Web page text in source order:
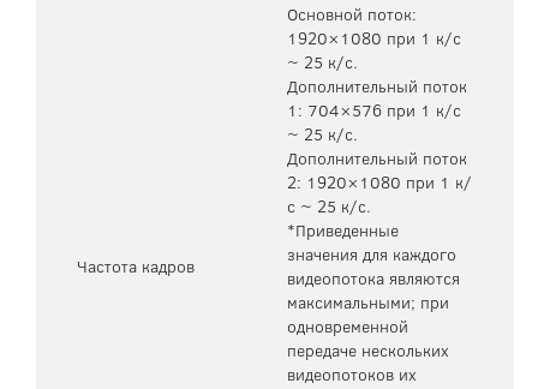
Частота кадров
Основной поток:
1920×1080 при 1 к/с
~ 25 к/с.
Дополнительный поток
1: 704×576 при 1 к/с
~ 25 к/с.
Дополнительный поток
2: 1920×1080 при 1 к/
с ~ 25 к/с.
*Приведенные
значения для каждого
видеопотока являются
максимальными; при
одновременной
передаче нескольких
видеопотоков их